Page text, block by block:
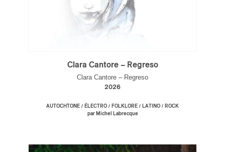
Clara Cantore – Regreso
Clara Cantore – Regreso
2026
AUTOCHTONE / ÉLECTRO / FOLKLORE / LATINO / ROCK
par Michel Labrecque